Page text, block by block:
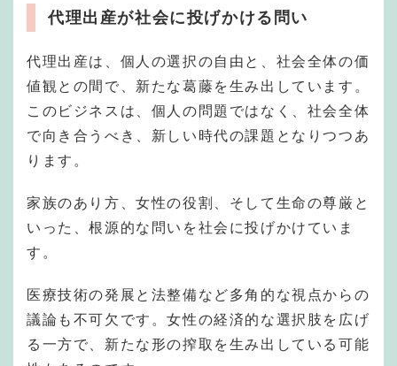
代理出産が社会に投げかける問い
代理出産は、個人の選択の自由と、社会全体の価
値観との間で、新たな葛藤を生み出しています。
このビジネスは、個人の問題ではなく、社会全体
で向き合うべき、新しい時代の課題となりつつあ
ります。
家族のあり方、女性の役割、そして生命の尊厳と
いった、根源的な問いを社会に投げかけていま
す。
医療技術の発展と法整備など多角的な視点からの
議論も不可欠です。女性の経済的な選択肢を広げ
る一方で、新たな形の搾取を生み出している可能